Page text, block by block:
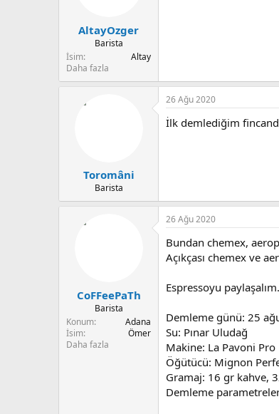
AltayOzger
Barista
İsim
Altay
Daha fazla
Toromâni
Barista
26 Ağu 2020
İlk demlediğim
CoFFeePaTh
Barista
Konum
Adana
İsim
Ömer
Daha fazla
26 Ağu 2020
Bundan chemex,
Açıkçası chemex ve
Espressoyu paylaşalım.
Demleme günü: 25
Su: Pınar Uludağ
Makine: La Pavoni Pro
Öğütücü: Mignon
Gramaj: 16 gr kahve,
Demleme